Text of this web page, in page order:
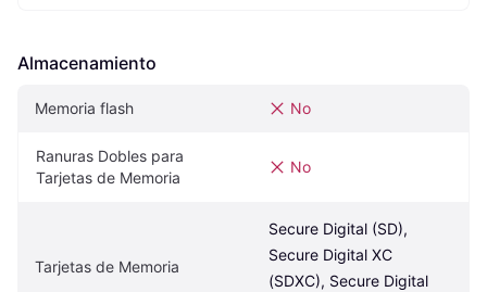
Almacenamiento
Memoria flash No
Ranuras Dobles para
Tarjetas de Memoria
No
Tarjetas de Memoria
Secure Digital (SD),
Secure Digital XC
(SDXC), Secure Digital